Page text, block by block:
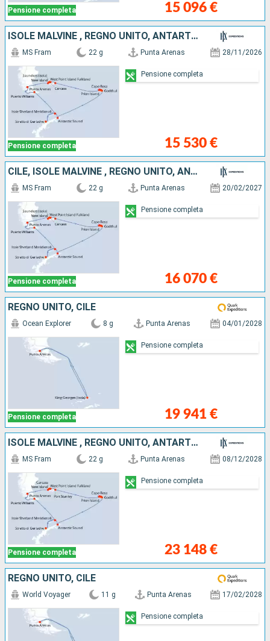
Pensione completa 15 096 €
ISOLE MALVINE , REGNO UNITO, ANTARTICO, CILE
Pensione completa
MS Fram 22 g Punta Arenas 28/11/2026
15 530 €
Pensione completa
CILE, ISOLE MALVINE , REGNO UNITO, ANTARTICO
Pensione completa
MS Fram 22 g Punta Arenas 20/02/2027
16 070 €
Pensione completa
REGNO UNITO, CILE
Pensione completa
Ocean Explorer 8 g Punta Arenas 04/01/2028
19 941 €
Pensione completa
ISOLE MALVINE , REGNO UNITO, ANTARTICO, CILE
Pensione completa
MS Fram 22 g Punta Arenas 08/12/2028
23 148 €
Pensione completa
REGNO UNITO, CILE
World Voyager 11 g Punta Arenas 17/02/2028
Pensione completa